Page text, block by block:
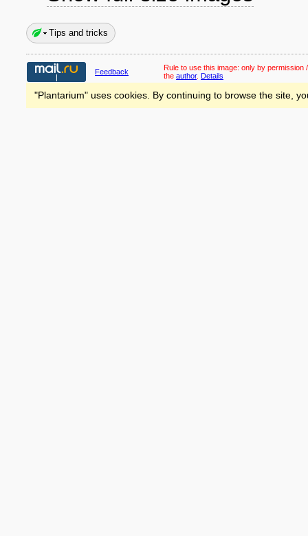
Tips and tricks
Feedback Rule to use this image: only by permission
the author. Details
"Plantarium" uses cookies. By continuing to browse the site,